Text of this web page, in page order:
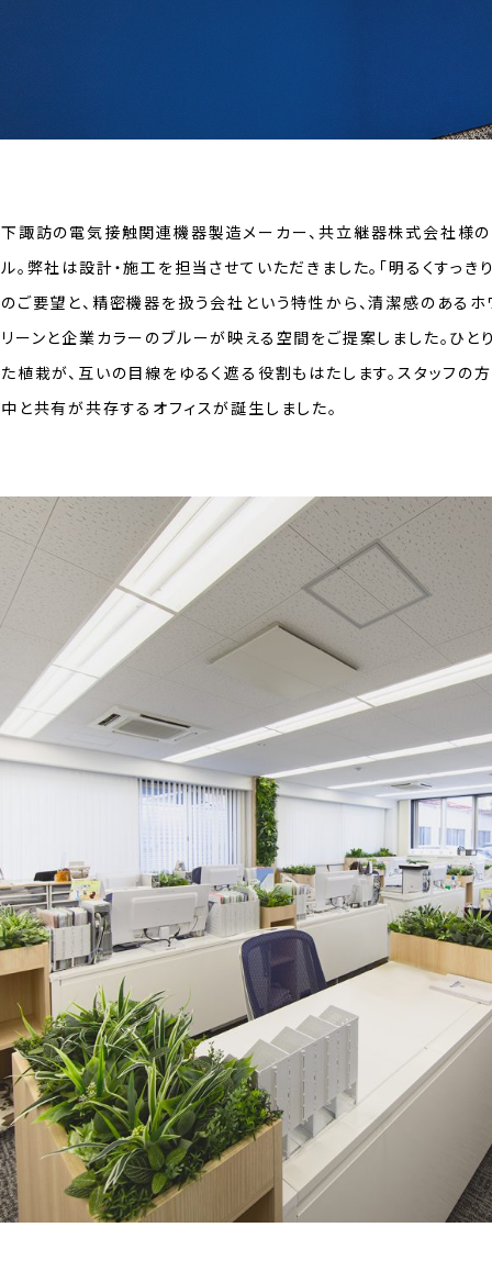
下諏訪の電気接触関連機器製造メーカー、共立継器株式会社様の
ル。弊社は設計・施工を担当させていただきました。「明るくすっき
のご要望と、精密機器を扱う会社という特性から、清潔感のあるホ
リーンと企業カラーのブルーが映える空間をご提案しました。ひと
た植栽が、互いの目線をゆるく遮る役割もはたします。スタッフの
中と共有が共存するオフィスが誕生しました。